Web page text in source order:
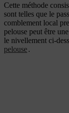
Cette méthode
sont telles que le
comblement local
pelouse peut être
le nivellement ci-
pelouse.